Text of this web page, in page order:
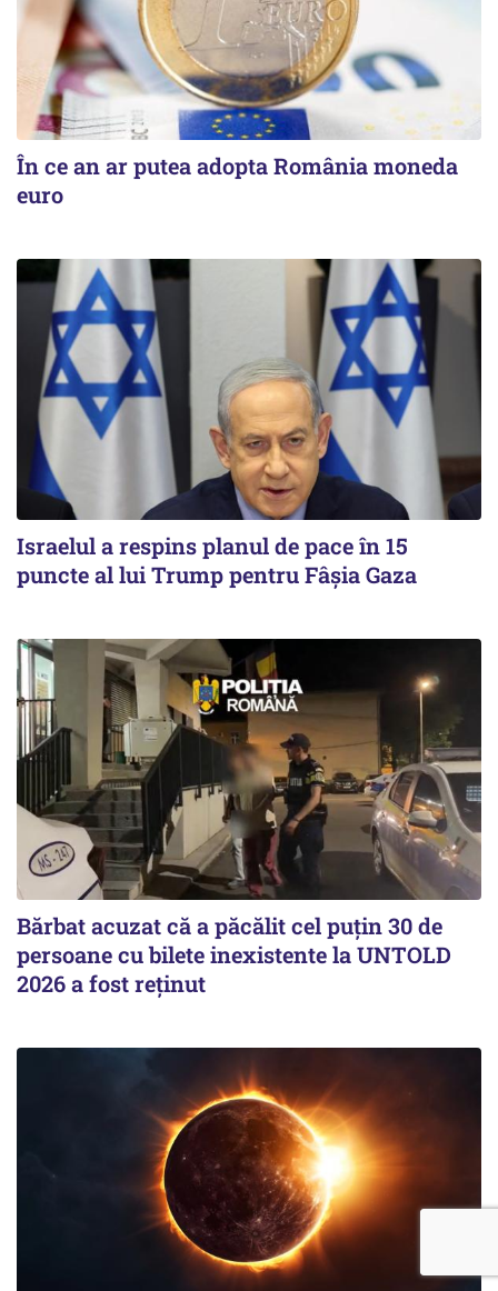
În ce an ar putea adopta România moneda
euro
Israelul a respins planul de pace în 15
puncte al lui Trump pentru Fâșia Gaza
Bărbat acuzat că a păcălit cel puțin 30 de
persoane cu bilete inexistente la UNTOLD
2026 a fost reținut